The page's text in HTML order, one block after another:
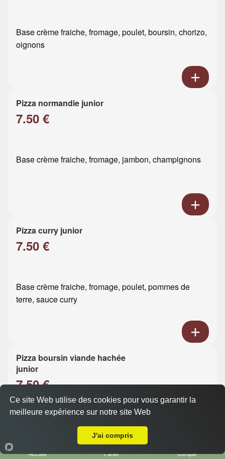
Base crème fraiche, fromage, poulet, boursin, chorizo,
oignons
Pizza normandie junior
7.50 €
Base crème fraiche, fromage, jambon, champignons
Pizza curry junior
7.50 €
Base crème fraiche, fromage, poulet, pommes de
terre, sauce curry
Pizza boursin viande hachée
junior
7.50 €
Base crème fraiche, fromage, viande hachée, boursin
Accueil Panier Compte
Ce site Web utilise des cookies pour vous garantir la
meilleure expérience sur notre site Web
J'ai compris